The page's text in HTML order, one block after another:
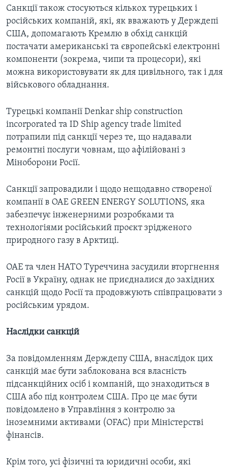
Санкції також стосуються кількох турецьких і
російських компаній, які, як вважають у Держдепі
США, допомагають Кремлю в обхід санкцій
постачати американські та європейські електронні
компоненти (зокрема, чипи та процесори), які
можна використовувати як для цивільного, так і для
військового обладнання.
Турецькі компанії Denkar ship construction
incorporated та ID Ship agency trade limited
потрапили під санкції через те, що надавали
ремонтні послуги човнам, що афілійовані з
Міноборони Росії.
Санкції запровадили і щодо нещодавно створеної
компанії в ОАЕ GREEN ENERGY SOLUTIONS, яка
забезпечує інженерними розробками та
технологіями російський проєкт зрідженого
природного газу в Арктиці.
ОАЕ та член НАТО Туреччина засудили вторгнення
Росії в Україну, однак не приєдналися до західних
санкцій щодо Росії та продовжують співпрацювати з
російським урядом.
Наслідки санкцій
За повідомленням Держдепу США, внаслідок цих
санкцій має бути заблокована вся власність
підсанкційних осіб і компаній, що знаходиться в
США або під контролем США. Про це має бути
повідомлено в Управління з контролю за
іноземними активами (OFAC) при Міністерстві
фінансів.
Крім того, усі фізичні та юридичні особи, які